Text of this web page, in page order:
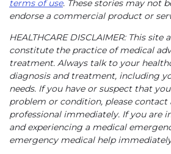
terms of use. These stories may not
endorse a commercial product or
HEALTHCARE DISCLAIMER: This
constitute the practice of medical
treatment. Always talk to your
diagnosis and treatment, including
needs. If you have or suspect that
problem or condition, please contact
professional immediately. If you are
and experiencing a medical
emergency medical help